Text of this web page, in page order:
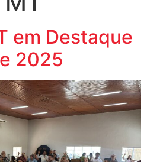
em Destaque
2025